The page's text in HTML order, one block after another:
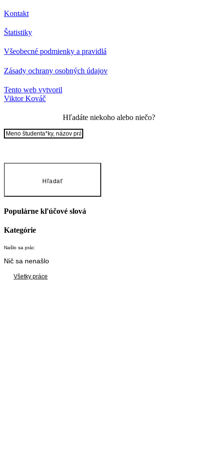
Kontakt
Štatistiky
Všeobecné podmienky a pravidlá
Zásady ochrany osobných údajov
Tento web vytvoril
Viktor Kováč
Hľadáte niekoho alebo niečo?
Hľadať
Populárne kľúčové slová
Kategórie
Našlo sa prác
Nič sa nenašlo
Všetky práce